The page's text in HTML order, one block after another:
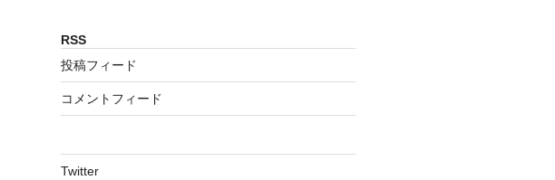
RSS
投稿フィード
コメントフィード
Twitter